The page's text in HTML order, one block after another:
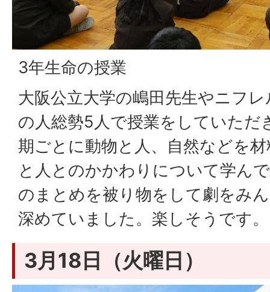
3年生命の授業
大阪公立大学の嶋田先生やニフ
の人総勢5人で授業をしていただ
期ごとに動物と人、自然などを
と人とのかかわりについて学ん
のまとめを被り物をして劇をみ
深めていました。楽しそうです。
3月18日（火曜日）